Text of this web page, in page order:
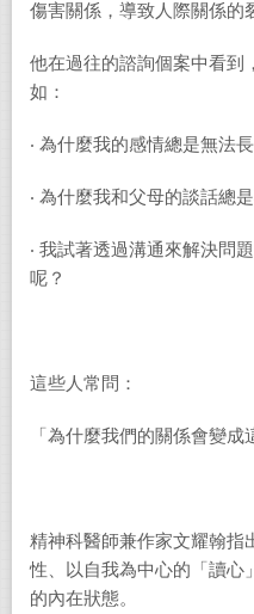
傷害關係，導致人際關係的
他在過往的諮詢個案中看到
如：
‧ 為什麼我的感情總是無法
‧ 為什麼我和父母的談話總
‧ 我試著透過溝通來解決問
呢？
這些人常問：
「為什麼我們的關係會變成
精神科醫師兼作家文耀翰指
性、以自我為中心的「讀心
的內在狀態。